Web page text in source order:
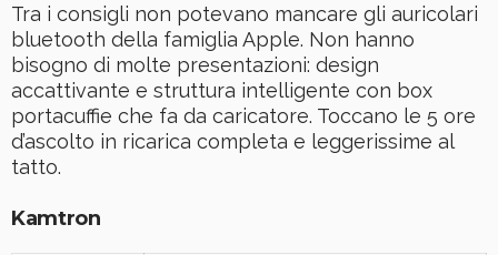
Tra i consigli non potevano mancare gli auricolari
bluetooth della famiglia Apple. Non hanno
bisogno di molte presentazioni: design
accattivante e struttura intelligente con box
portacuffie che fa da caricatore. Toccano le 5 ore
d’ascolto in ricarica completa e leggerissime al
tatto.
Kamtron